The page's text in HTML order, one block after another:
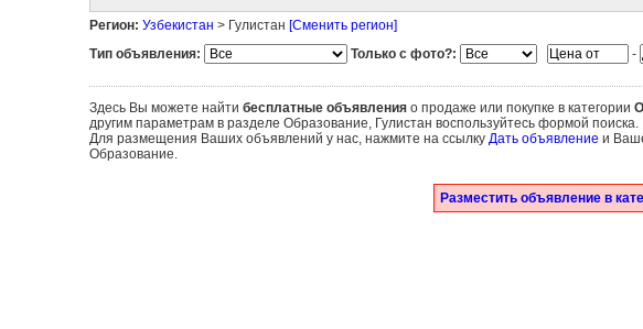
Регион: Узбекистан > Гулистан [Сменить регион]
Тип объявления:
Только с фото?: -
Здесь Вы можете найти бесплатные объявленияо продаже или покупке в категории
другим параметрам в разделе Образование, Гулистан воспользуйтесь формой поиска.
Для размещения Ваших объявлений у нас, нажмите на ссылку Дать объявление и
Образование.
Разместить объявление в